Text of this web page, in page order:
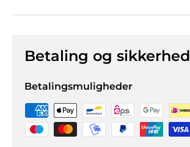
Betaling og sikkerhed
Betalingsmuligheder